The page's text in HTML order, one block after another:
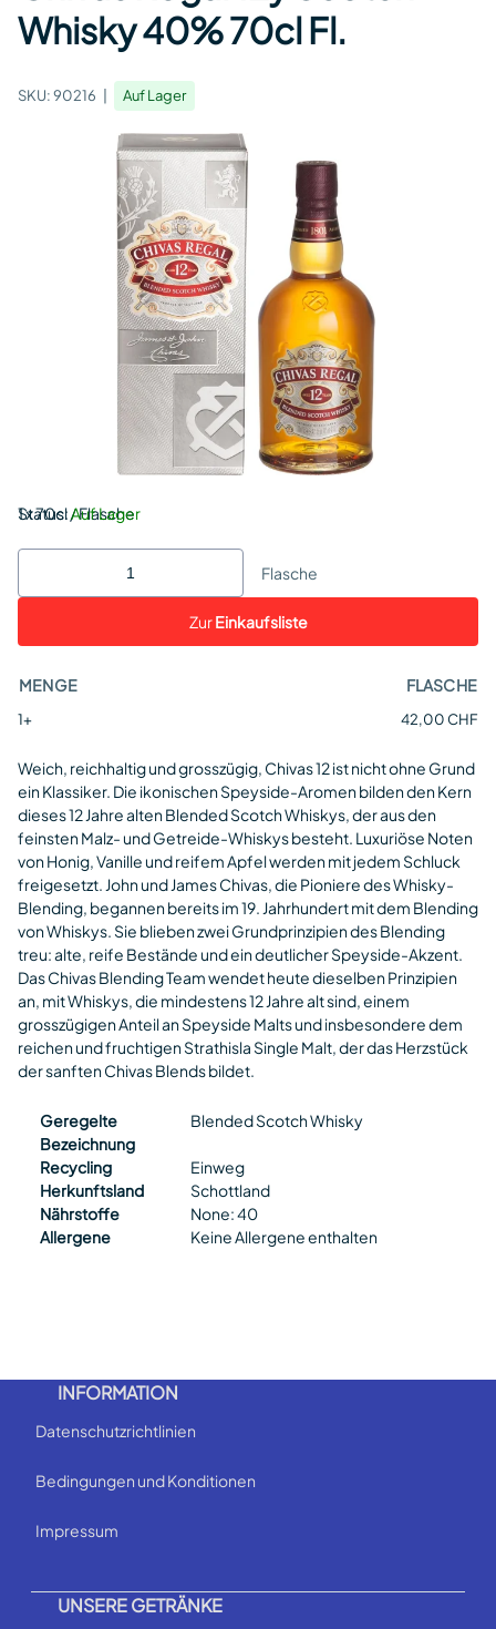
Whisky 40% 70cl Fl.
SKU:90216 Auf Lager
Status:Auf Lager
1 x 70cl / Flasche
Flasche
ZurEinkaufsliste
MENGE FLASCHE
1+ 42,00 CHF
Weich, reichhaltig und grosszügig, Chivas 12 ist nicht ohne Grund
ein Klassiker. Die ikonischen Speyside-Aromen bilden den Kern
dieses 12 Jahre alten Blended Scotch Whiskys, der aus den
feinsten Malz- und Getreide-Whiskys besteht. Luxuriöse Noten
von Honig, Vanille und reifem Apfel werden mit jedem Schluck
freigesetzt. John und James Chivas, die Pioniere des Whisky-
Blending, begannen bereits im 19. Jahrhundert mit dem Blending
von Whiskys. Sie blieben zwei Grundprinzipien des Blending
treu: alte, reife Bestände und ein deutlicher Speyside-Akzent.
Das Chivas Blending Team wendet heute dieselben Prinzipien
an, mit Whiskys, die mindestens 12 Jahre alt sind, einem
grosszügigen Anteil an Speyside Malts und insbesondere dem
reichen und fruchtigen Strathisla Single Malt, der das Herzstück
der sanften Chivas Blends bildet.
Geregelte
Bezeichnung
Blended Scotch Whisky
Recycling
Einweg
Herkunftsland
Schottland
Nährstoffe
None: 40
Allergene
Keine Allergene enthalten
INFORMATION
Datenschutzrichtlinien
Bedingungen und Konditionen
Impressum
UNSERE GETRÄNKE